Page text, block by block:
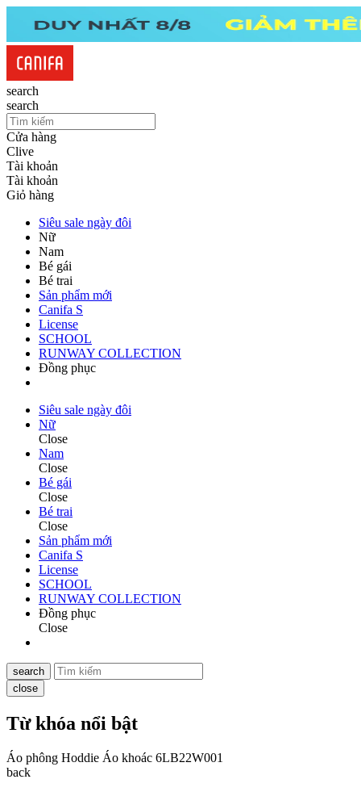
search
search
Cửa hàng
Clive
Tài khoản
Tài khoản
Giỏ hàng
Siêu sale ngày đôi
Nữ
Nam
Bé gái
Bé trai
Sản phẩm mới
Canifa S
License
SCHOOL
RUNWAY COLLECTION
Đồng phục
Siêu sale ngày đôi
Nữ
Close
Nam
Close
Bé gái
Close
Bé trai
Close
Sản phẩm mới
Canifa S
License
SCHOOL
RUNWAY COLLECTION
Đồng phục
Close
search
close
Từ khóa nổi bật
Áo phông Hoddie Áo khoác 6LB22W001
back